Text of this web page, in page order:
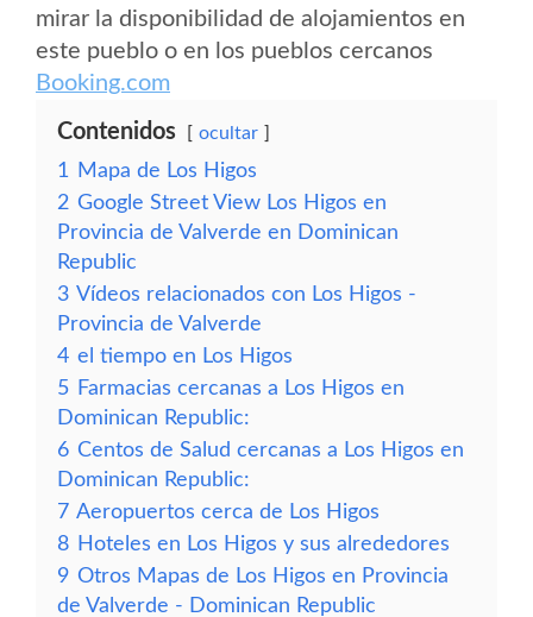
mirar la disponibilidad de alojamientos en
este pueblo o en los pueblos cercanos
Booking.com
Contenidos ocultar
1
Mapa de Los Higos
2 Google Street View Los Higos en
Provincia de Valverde en Dominican
Republic
3 Vídeos relacionados con Los Higos -
Provincia de Valverde
4 el tiempo en Los Higos
5 Farmacias cercanas a Los Higos en
Dominican Republic:
6 Centos de Salud cercanas a Los Higos en
Dominican Republic:
7 Aeropuertos cerca de Los Higos
8 Hoteles en Los Higos y sus alrededores
9 Otros Mapas de Los Higos en Provincia
de Valverde - Dominican Republic